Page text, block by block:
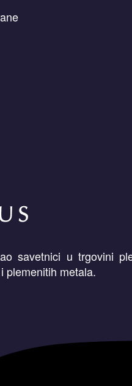
savetnici u trgovini
plemenitih metala.